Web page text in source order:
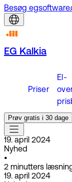
Besøg
EG Kalkia
Priser
El-
Prøv gratis i 30 dage
19. april 2024
Nyhed
•
2 minutters
19. april 2024